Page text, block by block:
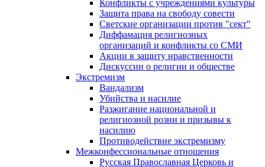
Конфликты с учреждениями культуры
Защита права на свободу совести
Светские организации против "сект"
Диффамация религиозных
организаций и конфликты со СМИ
Акции в защиту нравственности
Дискуссии о религии и обществе
Экстремизм
Вандализм
Убийства и насилие
Разжигание национальной и
религиозной розни и призывы к
насилию
Противодействие экстремизму
Межконфессиональные отношения
Русская Православная Церковь и